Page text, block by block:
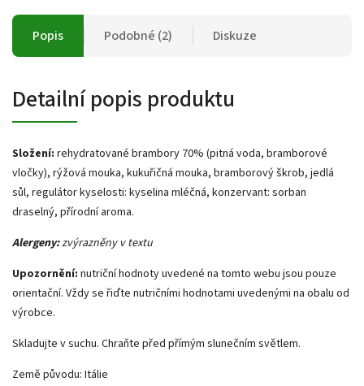
Popis Podobné (2) Diskuze
Detailní popis produktu
Složení: rehydratované brambory 70% (pitná voda, bramborové
vločky), rýžová mouka, kukuřičná mouka, bramborový škrob, jedlá
sůl, regulátor kyselosti: kyselina mléčná, konzervant: sorban
draselný, přírodní aroma.
Alergeny:zvýrazněny v textu
Upozornění: nutriční hodnoty uvedené na tomto webu jsou pouze
orientační. Vždy se řiďte nutričními hodnotami uvedenými na obalu od
výrobce.
Skladujte v suchu. Chraňte před přímým slunečním světlem.
Země původu: Itálie